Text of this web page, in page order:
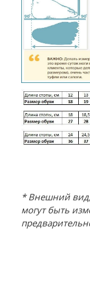
* Внешний вид,
могут быть